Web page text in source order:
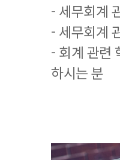
- 세무회계
- 세무회계
- 회계 관련
하시는 분